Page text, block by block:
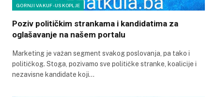
GORNJI VAKUF-USKOPLJE
Poziv političkim strankama i kandidatima za
oglašavanje na našem portalu
Marketing je važan segment svakog poslovanja, pa tako i
političkog. Stoga, pozivamo sve političke stranke, koalicije i
nezavisne kandidate koji…